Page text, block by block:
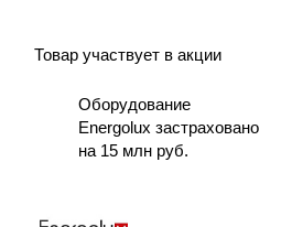
Товар участвует в акции
Оборудование
Energolux застраховано
на 15 млн руб.